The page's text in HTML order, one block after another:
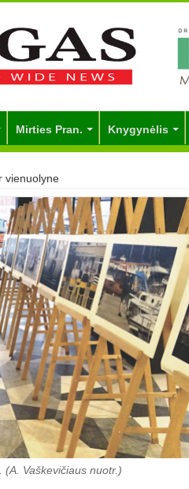
Mirties Pran. Knygynėlis
vienuolyne
Vaškevičiaus nuotr.)